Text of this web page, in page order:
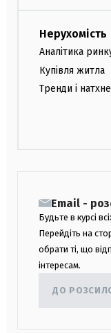
Нерухомість
Аналітика
Купівля житла
Тренди і
Email -
Будьте в курсі
Перейдіть на
обрати ті, що
інтересам.
ДО